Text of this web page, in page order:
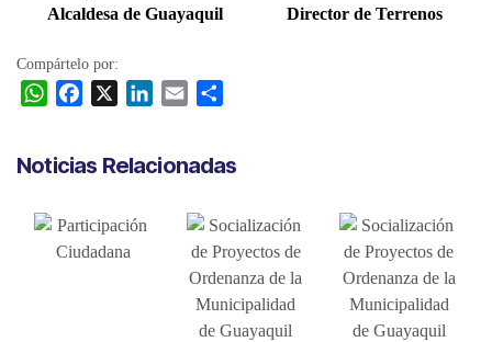
Alcaldesa de Guayaquil
Director de Terrenos
Compártelo por:
W
t
A
e
o
o
k
i
p
r
t
i
r
Noticias Relacionadas